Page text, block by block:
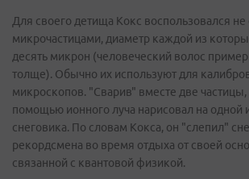
Для своего детища Кокс воспользовался не
микрочастицами, диаметр каждой из
десять микрон (человеческий волос
толще). Обычно их используют для
микроскопов. "Сварив" вместе две частицы,
помощью ионного луча нарисовал на одной
снеговика. По словам Кокса, он "слепил"
рекордсмена во время отдыха от своей
связанной с квантовой физикой.